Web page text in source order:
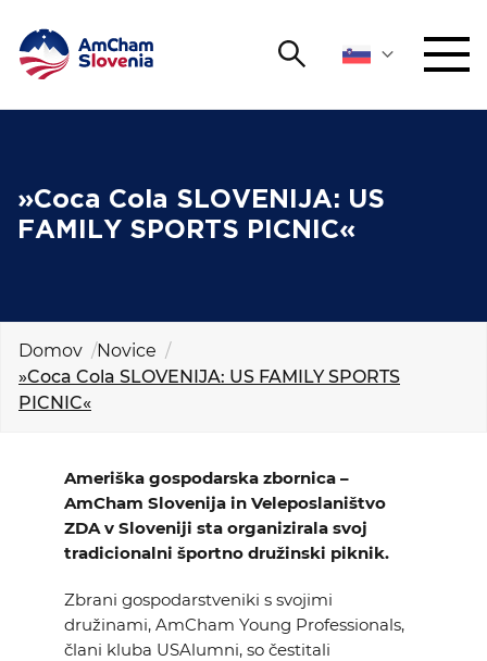
Išči
ZAGOVORNIŠTVO
MEDNARODNO SODELOVANJE
ČLANSTVO
KOLEDAR DOGODKOV
KONTAKT
»Coca Cola SLOVENIJA: US
FAMILY SPORTS PICNIC«
Domov
Novice
»Coca Cola SLOVENIJA: US FAMILY SPORTS
PICNIC«
Ameriška gospodarska zbornica –
AmCham Slovenija in Veleposlaništvo
ZDA v Sloveniji sta organizirala svoj
tradicionalni športno družinski piknik.
Zbrani gospodarstveniki s svojimi
družinami, AmCham Young Professionals,
člani kluba USAlumni, so čestitali